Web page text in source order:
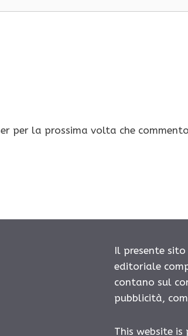
per la prossima volta che
Il presente
editoriale
contano sul
pubblicità,
This website